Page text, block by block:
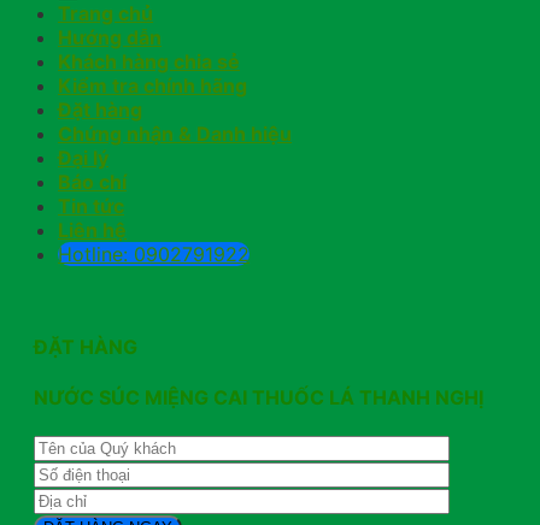
Trang chủ
Hướng dẫn
Khách hàng chia sẻ
Kiểm tra chính hãng
Đặt hàng
Chứng nhận & Danh hiệu
Đại lý
Báo chí
Tin tức
Liên hệ
Hotline: 0902791922
ĐẶT HÀNG
NƯỚC SÚC MIỆNG CAI THUỐC LÁ THANH NGHỊ